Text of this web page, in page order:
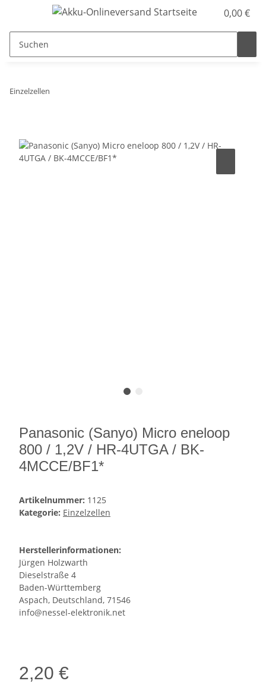
0,00 €
Einzelzellen
Panasonic (Sanyo) Micro eneloop
800 / 1,2V / HR-4UTGA / BK-
4MCCE/BF1*
Artikelnummer: 1125
Kategorie: Einzelzellen
Herstellerinformationen:
Jürgen Holzwarth
Dieselstraße 4
Baden-Württemberg
Aspach, Deutschland, 71546
info@nessel-elektronik.net
2,20 €